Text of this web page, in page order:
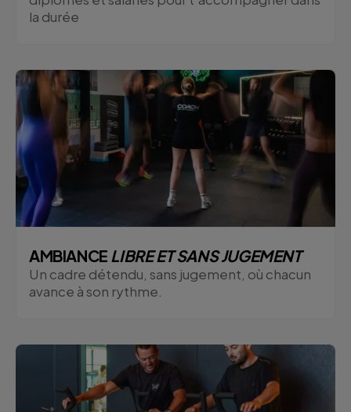
la durée
AMBIANCE LIBRE ET SANS JUGEMENT
Un cadre détendu, sans jugement, où chacun
avance à son rythme.